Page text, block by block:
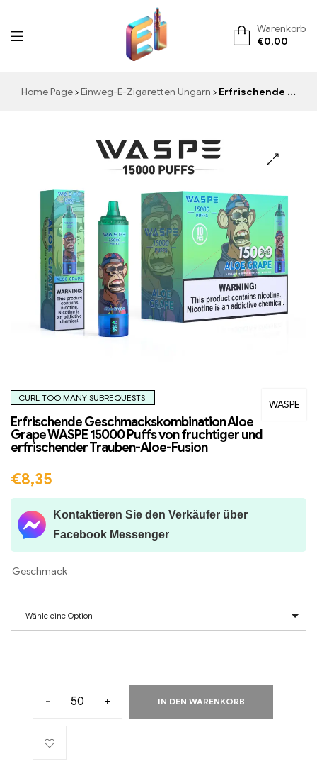
ElementVape.de
Warenkorb
€0,00
Home Page Einweg-E-Zigaretten Ungarn Erfrischende Geschmackskombination Aloe Grape WASPE 15000 Puffs von fruchtiger und erfrischender Trauben-Aloe-Fusion
WASPE
CURL TOO MANY SUBREQUESTS.
Erfrischende Geschmackskombination Aloe
Grape WASPE 15000 Puffs von fruchtiger und
erfrischender Trauben-Aloe-Fusion
€8,35
Kontaktieren Sie den Verkäufer über
Facebook Messenger
Geschmack
Wähle eine Option
- + IN DEN WARENKORB